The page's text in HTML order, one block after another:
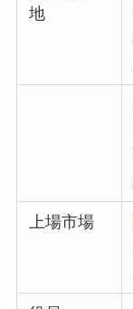
地
上場市場